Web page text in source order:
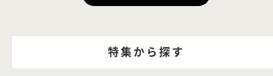
特集から探す